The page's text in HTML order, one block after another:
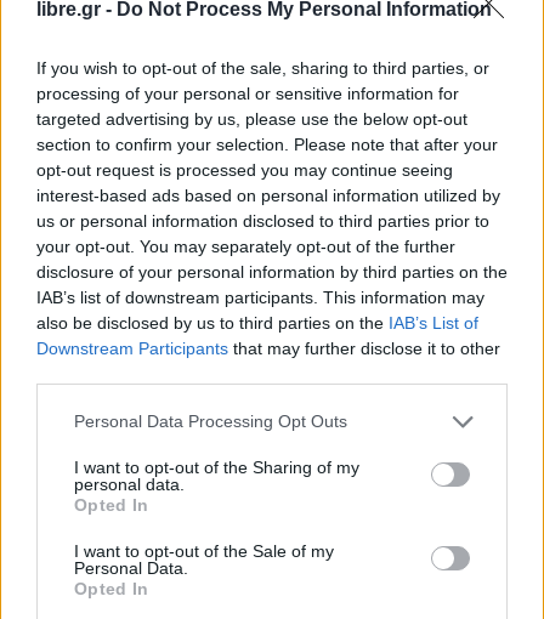
libre.gr - Do Not Process My Personal Information
If you wish to opt-out of the sale, sharing to third parties, or
processing of your personal or sensitive information for
targeted advertising by us, please use the below opt-out
section to confirm your selection. Please note that after your
opt-out request is processed you may continue seeing
interest-based ads based on personal information utilized by
us or personal information disclosed to third parties prior to
your opt-out. You may separately opt-out of the further
disclosure of your personal information by third parties on the
IAB’s list of downstream participants. This information may
also be disclosed by us to third parties on the IAB’s List of
Downstream Participants that may further disclose it to other
Personal Data Processing Opt Outs
I want to opt-out of the Sharing of my
personal data.
Opted In
I want to opt-out of the Sale of my
Personal Data.
Opted In
υπηρεσιών προς τους επιβάτες, καθώς και στην
όπως η μαρίνα στον Βόρειο Λιμένα. Παράλληλα,
προβλέπει ενεργειακές υποδομές, όπως
εγκαταστάσεις Υγροποιημένου Φυσικού Αερίου
(LNG) και ενίσχυση της σιδηροδρομικής
σύνδεσης.
Ιδιαίτερη βαρύτητα δίνεται στον Νότιο Λιμένα,
που θα αποτελέσει βασικό κέντρο εμπορευματικής
και ενεργειακής δραστηριότητας, ενώ ο Βόρειος
Λιμένας θα αξιοποιηθεί για τουριστικές, επιβατικές
και αστικές χρήσεις.
Το νέο σχέδιο δημιουργεί ένα σταθερό πλαίσιο για
επενδύσεις και ενισχύει την προοπτική
ενσωματώνοντας τις προβλέψεις της ευρωπαϊκής
και εθνικής περιβαλλοντικής νομοθεσίας, με